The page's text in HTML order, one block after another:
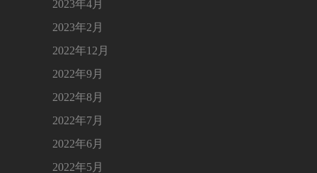
2023年4月
2023年2月
2022年12月
2022年9月
2022年8月
2022年7月
2022年6月
2022年5月